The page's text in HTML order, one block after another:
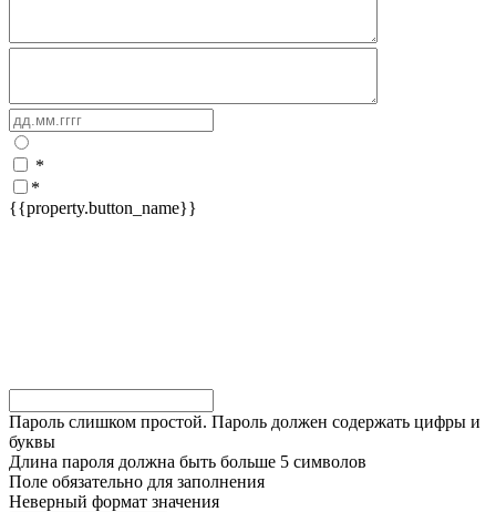
*
*
{{property.button_name}}
Пароль слишком простой. Пароль должен содержать цифры и
буквы
Длина пароля должна быть больше 5 символов
Поле обязательно для заполнения
Неверный формат значения